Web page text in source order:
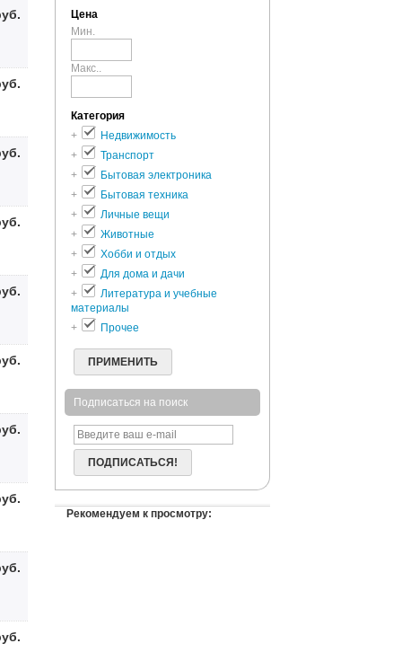
Цена
Мин.
Макс..
Категория
+
Недвижимость
+
Транспорт
+
Бытовая электроника
+
Бытовая техника
+
Личные вещи
+
Животные
+
Хобби и отдых
+
Для дома и дачи
+
Литература и учебные
материалы
+
Прочее
ПРИМЕНИТЬ
Подписаться на поиск
ПОДПИСАТЬСЯ!
Рекомендуем к просмотру: